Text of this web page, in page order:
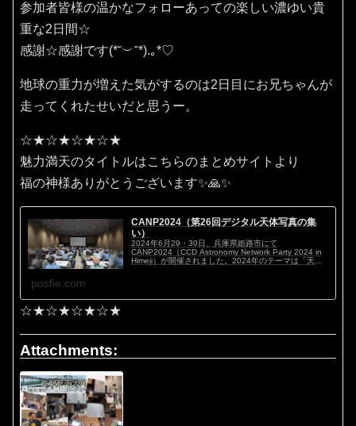
参加者皆様の温かなフォローあっての楽しい濃ゆい貴
重な2日間☆
感謝☆感謝です(⁠*⁠˘⁠︶⁠˘⁠*⁠)⁠.⁠｡⁠*⁠♡
地球の重力が増えた気がするのは2日目にお兄ちゃんが
走ってくれたせいだと思うー。
☆★☆★☆★☆★
魅力満天のタイトルはこちらのまとめサイトより
福の神様ありがとうございます✨🙏✨
CANP2024（第26回デジタル天体写真の集
い）
2024年6月29・30日、兵庫県姫路市にて
CANP2024（CCD Astronomy Network Party 2024 in
Himeji）が開催されました。2024年のテーマは「天体
posfie.com
☆★☆★☆★☆★
Attachments: